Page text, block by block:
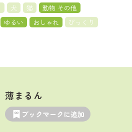
犬 猫
動物 その他
ゆるい おしゃれ
びっくり
薄まるん
ブックマークに追加